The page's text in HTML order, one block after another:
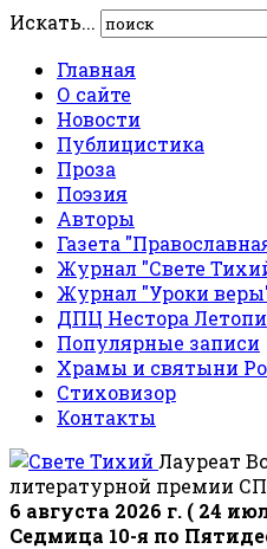
Искать...
Главная
О сайте
Новости
Публицистика
Проза
Поэзия
Авторы
Газета
Журнал "Свете
Журнал "Уроки
ДПЦ Нестора
Популярные записи
Храмы и святыни
Стиховизор
Контакты
Лауреат
литературной премии
6 августа 2026 г. ( 24
Седмица 10-я по